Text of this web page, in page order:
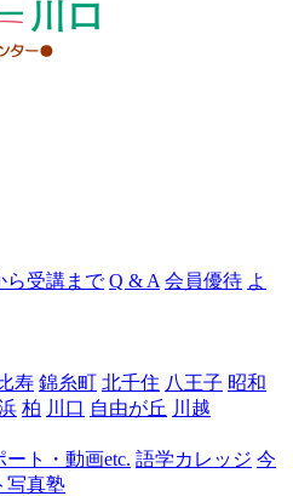
ャ
口
ら受講まで Q & A 会員優待 よ
寿 錦糸町 北千住 八王子 昭和
柏 川口 自由が丘 川越
ート・動画etc. 語学カレッジ 今
写真塾